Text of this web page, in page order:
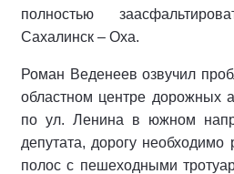
полностью
Сахалинск – Оха.
Роман Веденеев озвучил
областном центре дорожных
по ул. Ленина в южном
депутата, дорогу
полос с пешеходными